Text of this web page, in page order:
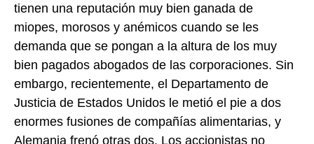
tienen una reputación muy bien ganada de
miopes, morosos y anémicos cuando se les
demanda que se pongan a la altura de los muy
bien pagados abogados de las corporaciones. Sin
embargo, recientemente, el Departamento de
Justicia de Estados Unidos le metió el pie a dos
enormes fusiones de compañías alimentarias, y
Alemania frenó otras dos. Los accionistas no